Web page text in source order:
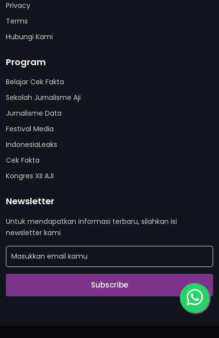
Privacy
Terms
Hubungi Kami
Program
Belajar Cek Fakta
Sekolah Jurnalisme Aji
Jurnalisme Data
Festival Media
IndonesiaLeaks
Cek Fakta
Kongres XII AJI
Newsletter
Untuk mendapatkan informasi terbaru, silahkan isi
newsletter kami
Subscribe